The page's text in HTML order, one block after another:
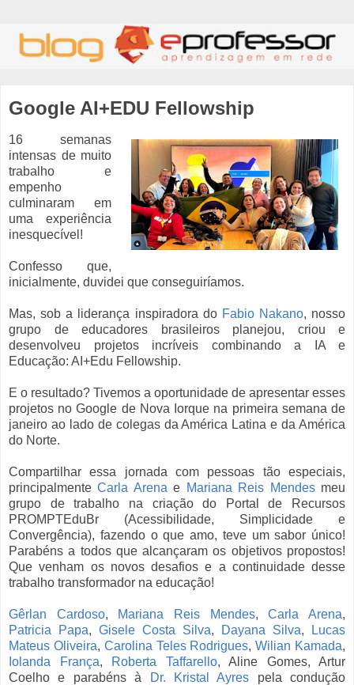
Google AI+EDU Fellowship
16 semanas
intensas de muito
trabalho e
empenho
culminaram em
uma experiência
inesquecível!
Confesso que,
inicialmente, duvidei que conseguiríamos.
Mas, sob a liderança inspiradora do Fabio Nakano, nosso
grupo de educadores brasileiros planejou, criou e
desenvolveu projetos incríveis combinando a IA e
Educação: AI+Edu Fellowship.
E o resultado? Tivemos a oportunidade de apresentar esses
projetos no Google de Nova Iorque na primeira semana de
janeiro ao lado de colegas da América Latina e da América
do Norte.
Compartilhar essa jornada com pessoas tão especiais,
principalmenteCarla Arena e Mariana Reis Mendesmeu
grupo de trabalho na criação do Portal de Recursos
PROMPTEduBr (Acessibilidade, Simplicidade e
Convergência), fazendo o que amo, teve um sabor único!
Parabéns a todos que alcançaram os objetivos propostos!
Que venham os novos desafios e a continuidade desse
trabalho transformador na educação!
Gêrlan Cardoso, Mariana Reis Mendes,Carla Arena,
Patricia Papa, Gisele Costa Silva, Dayana Silva,
Lucas
Mateus Oliveira, Carolina Teles Rodrigues,Wilian Kamada,
Iolanda França, Roberta Taffarello, Aline Gomes, Artur
Coelho e parabéns à
Dr. Kristal Ayres pela condução